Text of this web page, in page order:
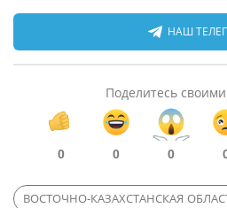
НАШ
Поделитесь
0 0 0
ВОСТОЧНО-КАЗАХСТАНСКАЯ